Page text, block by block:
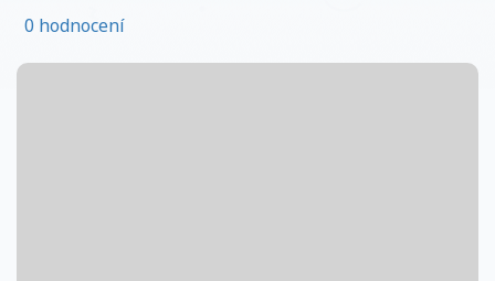
0 hodnocení